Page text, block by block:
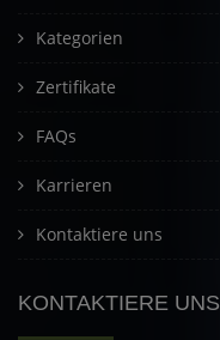
Kategorien
Zertifikate
FAQs
Karrieren
Kontaktiere uns
KONTAKTIERE UNS